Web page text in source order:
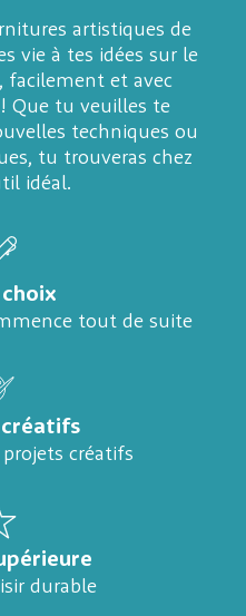
artistiques de
vie à tes idées sur le
facilement et avec
Que tu veuilles te
techniques ou
tu trouveras chez
idéal.
tout de suite
créatifs
créatifs
durable